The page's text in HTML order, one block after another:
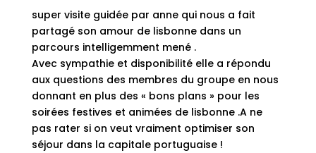
super visite guidée par anne qui nous a fait
partagé son amour de lisbonne dans un
parcours intelligemment mené .
Avec sympathie et disponibilité elle a répondu
aux questions des membres du groupe en nous
donnant en plus des « bons plans » pour les
soirées festives et animées de lisbonne .A ne
pas rater si on veut vraiment optimiser son
séjour dans la capitale portuguaise !